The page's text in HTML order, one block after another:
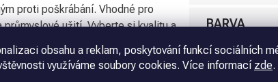
obsahu a reklam, poskytování funkcí sociálních
využíváme soubory cookies. Více informací zde.
proti poškrábání. Vhodné pro
užití. Vyberte si kvalitu a
deska. Podlepení materiálu a jeho
BARVA
(PODKLAD)